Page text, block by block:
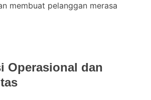
membuat pelanggan merasa
Operasional dan